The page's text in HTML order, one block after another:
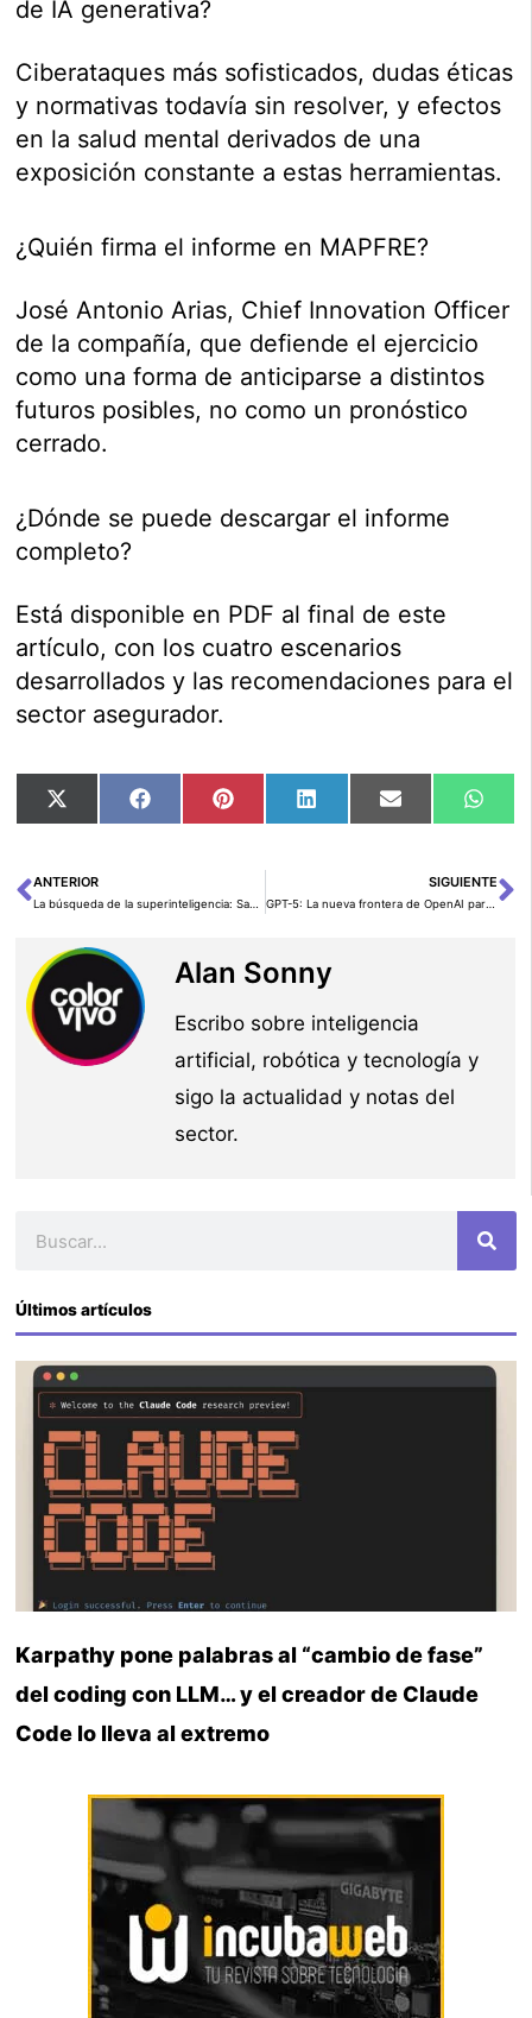
de IA generativa?
Ciberataques más sofisticados, dudas éticas
y normativas todavía sin resolver, y efectos
en la salud mental derivados de una
exposición constante a estas herramientas.
¿Quién firma el informe en MAPFRE?
José Antonio Arias, Chief Innovation Officer
de la compañía, que defiende el ejercicio
como una forma de anticiparse a distintos
futuros posibles, no como un pronóstico
cerrado.
¿Dónde se puede descargar el informe
completo?
Está disponible en PDF al final de este
artículo, con los cuatro escenarios
desarrollados y las recomendaciones para el
sector asegurador.
Compartir
en
X
Compartir
en
FacebookCompartir
en
PinterestCompartir
en
LinkedInCompartir
en
Email
en
Ant
ANTERIOR SIGUIENTE
Alan Sonny
Escribo sobre inteligencia
artificial, robótica y tecnología y
sigo la actualidad y notas del
sector.
Últimos artículos
Karpathy pone palabras al “cambio de fase”
del coding con LLM… y el creador de Claude
Code lo lleva al extremo